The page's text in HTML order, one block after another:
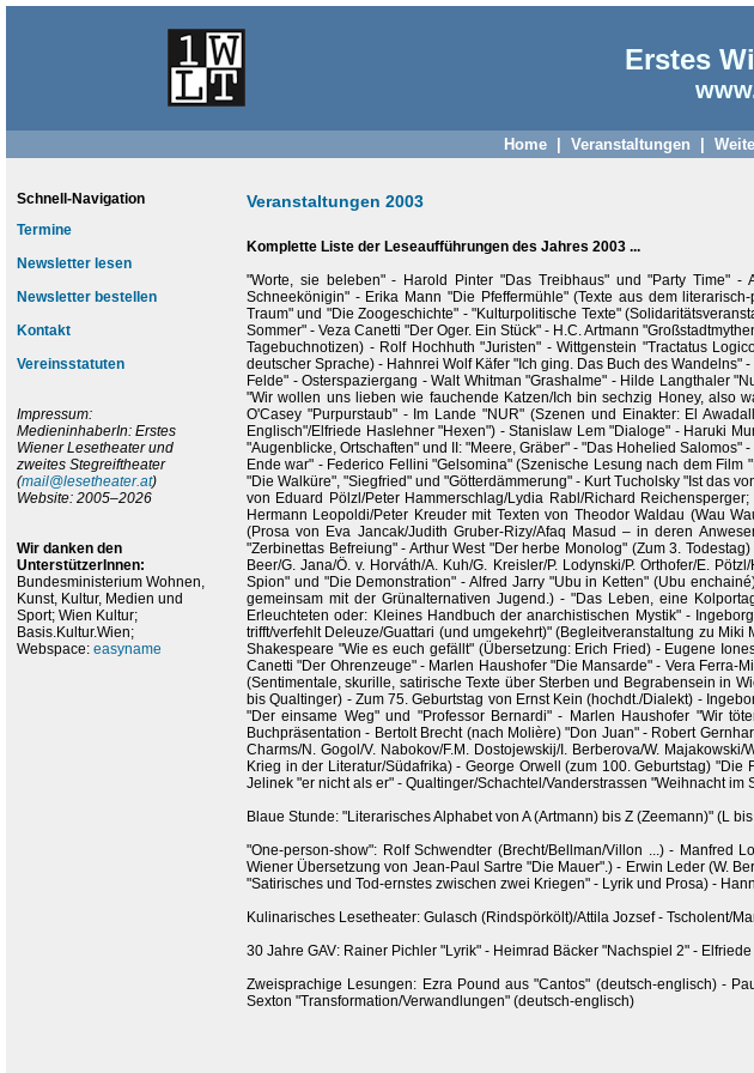
Erstes
Home| Veranstaltungen
Schnell-Navigation
Termine
Newsletter lesen
Newsletter bestellen
Kontakt
Vereinsstatuten
Impressum:
MedieninhaberIn: Erstes
Wiener Lesetheater und
zweites Stegreiftheater
(mail@lesetheater.at)
Website: 2005–2026
Wir danken den
UnterstützerInnen:
Bundesministerium Wohnen,
Kunst, Kultur, Medien und
Sport; Wien Kultur;
Basis.Kultur.Wien;
Webspace: easyname
Veranstaltungen 2003
Komplette Liste der Leseaufführungen des Jahres 2003 ...
"Worte, sie beleben" - Harold Pinter "Das Treibhaus" und "Party Time"
Schneekönigin" - Erika Mann "Die Pfeffermühle" (Texte aus dem
Traum" und "Die Zoogeschichte" - "Kulturpolitische Texte"
Sommer" - Veza Canetti "Der Oger. Ein Stück" - H.C. Artmann
Tagebuchnotizen) - Rolf Hochhuth "Juristen" - Wittgenstein "Tractatus
deutscher Sprache) - Hahnrei Wolf Käfer "Ich ging. Das Buch des
Felde" - Osterspaziergang - Walt Whitman "Grashalme" - Hilde Langthaler
"Wir wollen uns lieben wie fauchende Katzen/Ich bin sechzig Honey, also
O'Casey "Purpurstaub" - Im Lande "NUR" (Szenen und Einakter: El
Englisch"/Elfriede Haslehner "Hexen") - Stanislaw Lem "Dialoge" - Haruki
"Augenblicke, Ortschaften" und II: "Meere, Gräber" - "Das Hohelied
Ende war" - Federico Fellini "Gelsomina" (Szenische Lesung nach dem
"Die Walküre", "Siegfried" und "Götterdämmerung" - Kurt Tucholsky "Ist das
von Eduard Pölzl/Peter Hammerschlag/Lydia Rabl/Richard
Hermann Leopoldi/Peter Kreuder mit Texten von Theodor Waldau (Wau
(Prosa von Eva Jancak/Judith Gruber-Rizy/Afaq Masud – in deren
"Zerbinettas Befreiung" - Arthur West "Der herbe Monolog" (Zum 3.
Beer/G. Jana/Ö. v. Horváth/A. Kuh/G. Kreisler/P. Lodynski/P. Orthofer/E.
Spion" und "Die Demonstration" - Alfred Jarry "Ubu in Ketten" (Ubu
gemeinsam mit der Grünalternativen Jugend.) - "Das Leben, eine
Erleuchteten oder: Kleines Handbuch der anarchistischen Mystik" -
trifft/verfehlt Deleuze/Guattari (und umgekehrt)" (Begleitveranstaltung zu
Shakespeare "Wie es euch gefällt" (Übersetzung: Erich Fried) - Eugene
Canetti "Der Ohrenzeuge" - Marlen Haushofer "Die Mansarde" - Vera Ferra-
(Sentimentale, skurille, satirische Texte über Sterben und Begrabensein in
bis Qualtinger) - Zum 75. Geburtstag von Ernst Kein (hochdt./Dialekt) -
"Der einsame Weg" und "Professor Bernardi" - Marlen Haushofer "Wir
Buchpräsentation - Bertolt Brecht (nach Molière) "Don Juan" - Robert
Charms/N. Gogol/V. Nabokov/F.M. Dostojewskij/I. Berberova/W.
Krieg in der Literatur/Südafrika) - George Orwell (zum 100. Geburtstag)
Jelinek "er nicht als er" - Qualtinger/Schachtel/Vanderstrassen "Weihnacht
Blaue Stunde: "Literarisches Alphabet von A (Artmann) bis Z (Zeemann)" (L
"One-person-show": Rolf Schwendter (Brecht/Bellman/Villon ...) - Manfred
Wiener Übersetzung von Jean-Paul Sartre "Die Mauer".) - Erwin Leder (W.
"Satirisches und Tod-ernstes zwischen zwei Kriegen" - Lyrik und Prosa) -
Kulinarisches Lesetheater: Gulasch (Rindspörkölt)/Attila Jozsef - Tscholent/
30 Jahre GAV: Rainer Pichler "Lyrik" - Heimrad Bäcker "Nachspiel 2" -
Zweisprachige Lesungen: Ezra Pound aus "Cantos" (deutsch-englisch) -
Sexton "Transformation/Verwandlungen" (deutsch-englisch)